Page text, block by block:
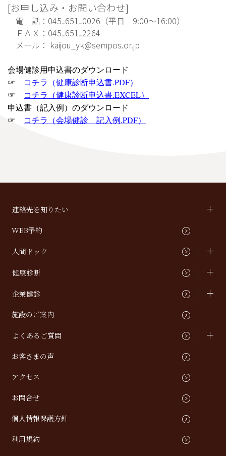
[お申し込み・お問い合わせ]
電 話：045₋651₋0026（平日 9:00～16:00）
ＦＡＸ：045₋651₋2264
メール： kaijou_yk@sempos.or.jp
会場健診用申込書のダウンロード
☞
コチラ（健康診断申込書.PDF）
☞
コチラ（健康診断申込書.EXCEL）
申込書（記入例）のダウンロード
☞
コチラ（会場健診 記入例.PDF）
連絡先を知りたい
WEB予約
人間ドック
健康診断
企業健診
施設のご案内
よくあるご質問
お客さまの声
アクセス
お問合せ
個人情報保護方針
利用規約